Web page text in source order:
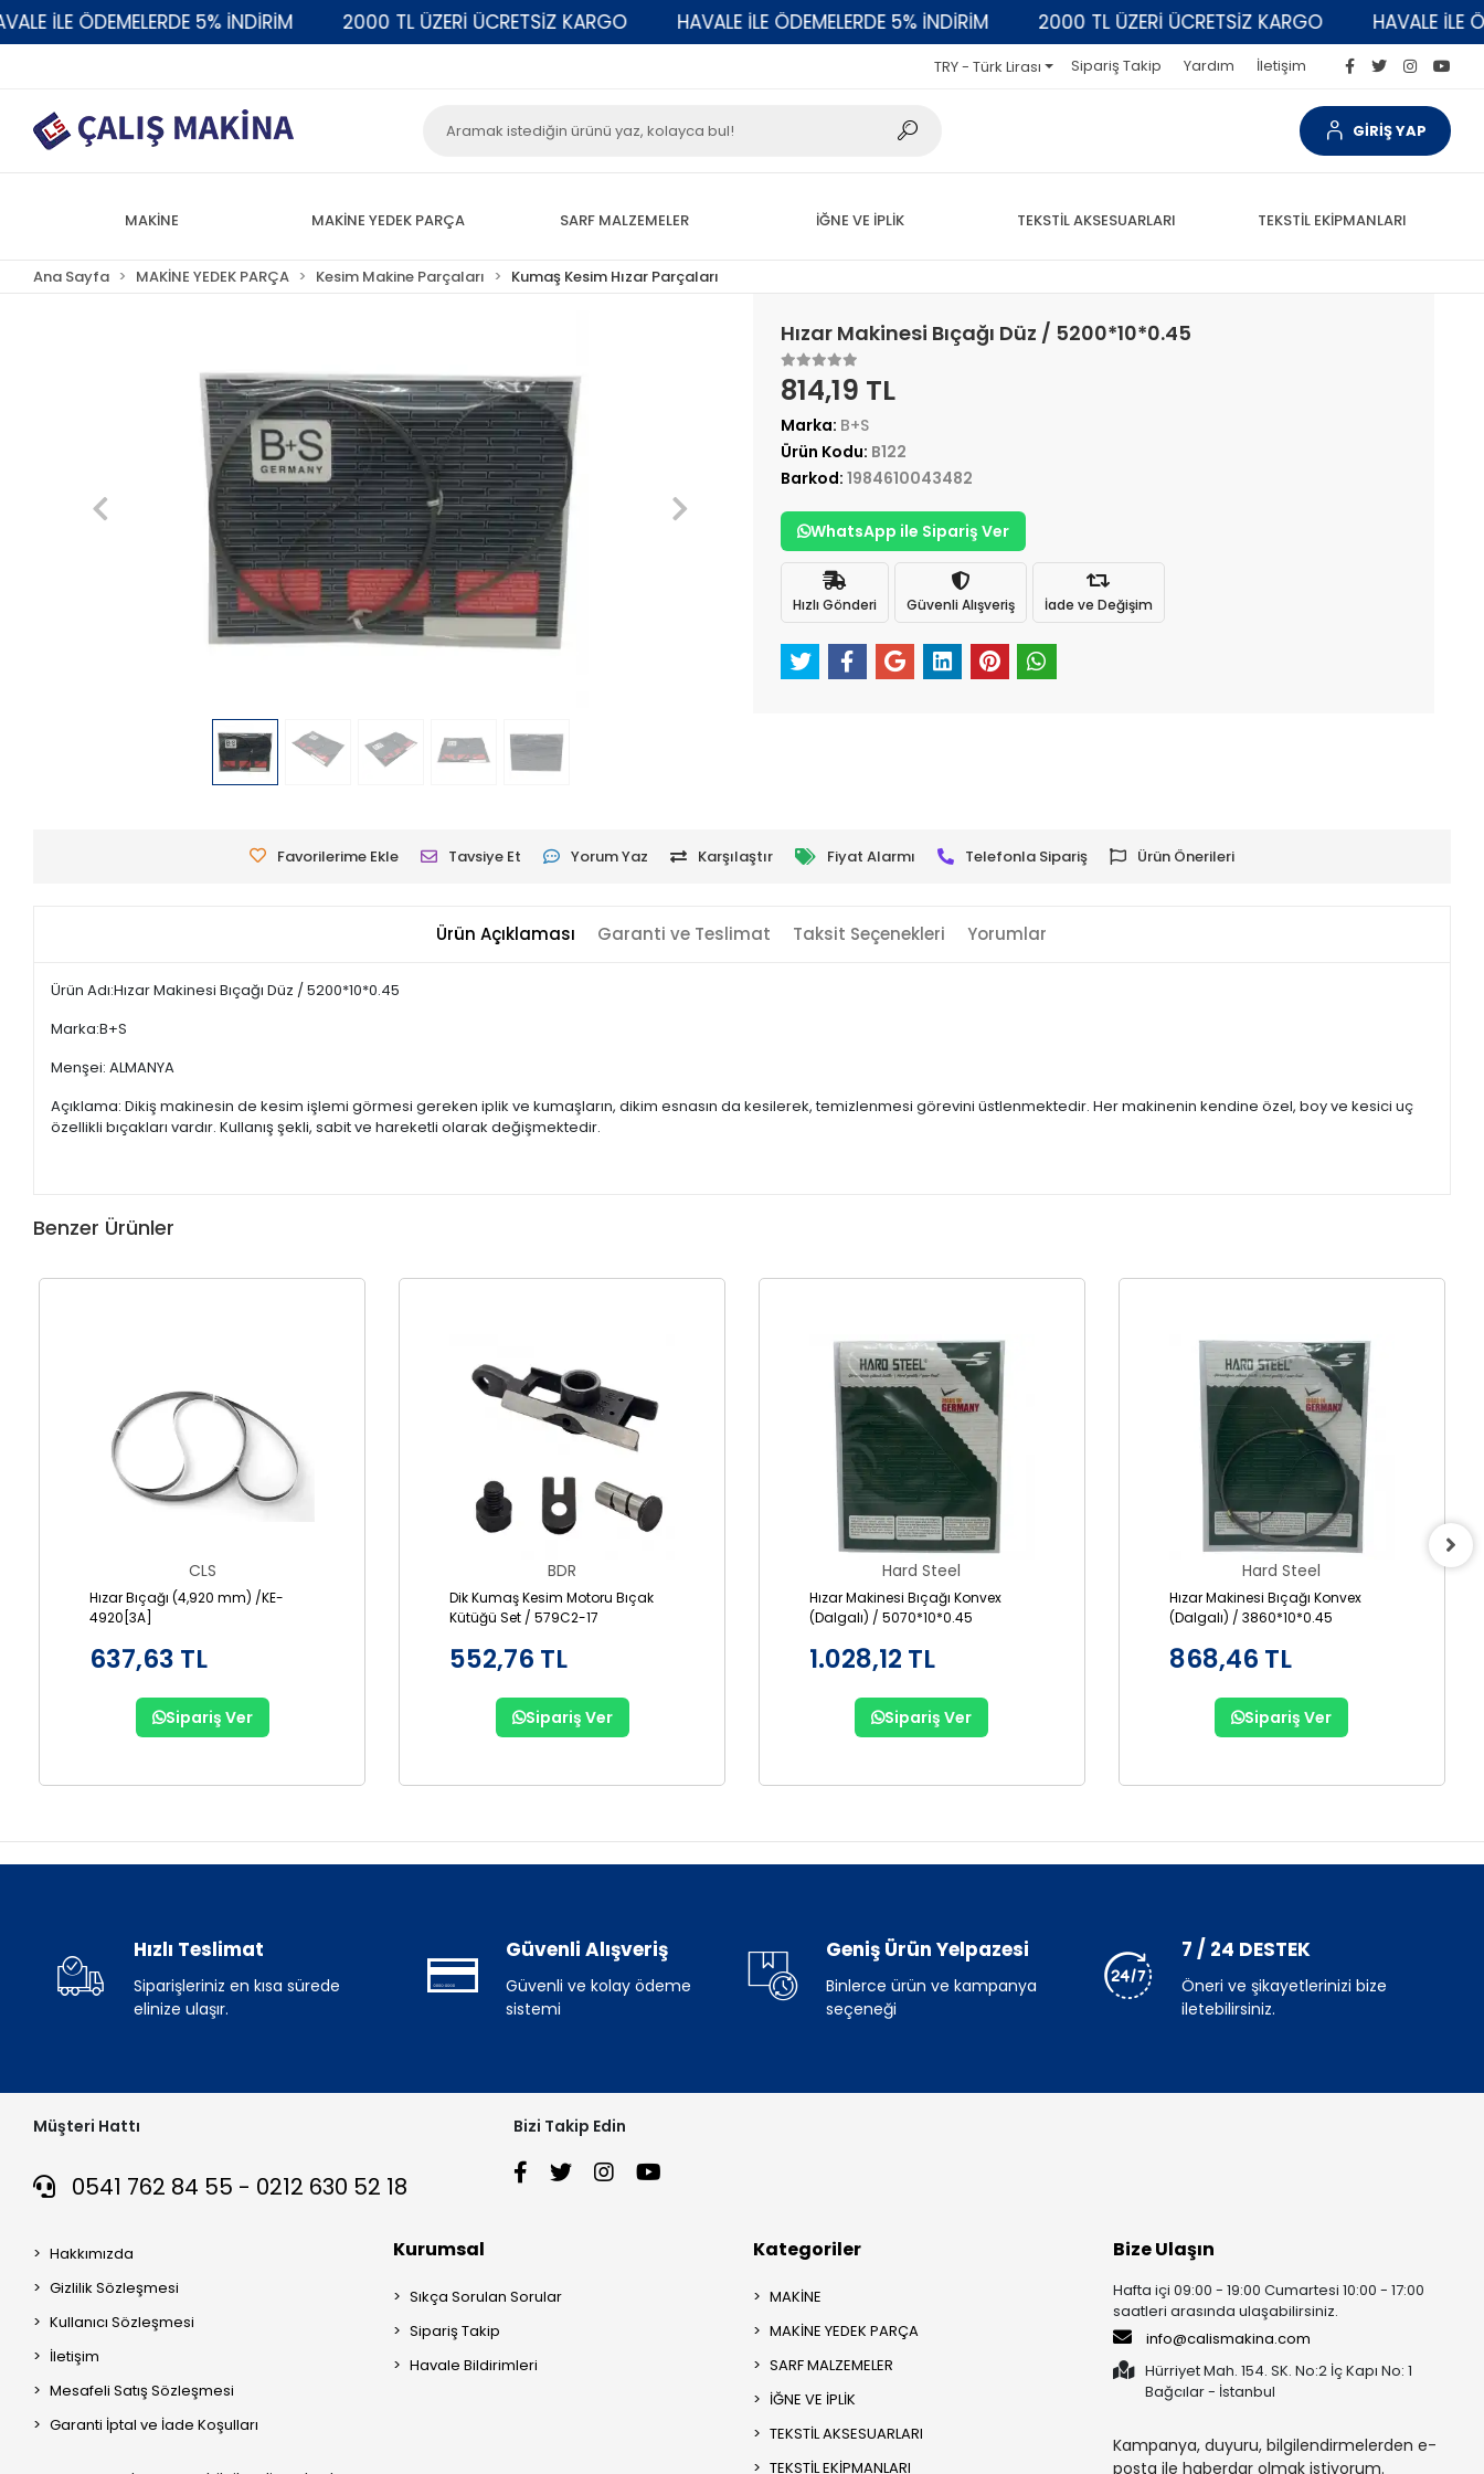
ÖDEMELERDE 5% İNDİRİM 2000 TL ÜZERİ ÜCRETSİZ KARGO HAVALE İLE ÖDEMELERDE 5% İNDİRİM 2000 TL ÜZERİ ÜCRETSİZ KARGO HAVALE İLE
TRY - Türk Lirası Sipariş Takip Yardım İletişim
GİRİŞ YAP
MAKİNE MAKİNE YEDEK PARÇA SARF MALZEMELER İĞNE VE İPLİK TEKSTİL AKSESUARLARI TEKSTİL EKİPMANLARI
Ana Sayfa MAKİNE YEDEK PARÇA Kesim Makine Parçaları Kumaş Kesim Hızar Parçaları
Hızar Makinesi Bıçağı Düz / 5200*10*0.45
814,19 TL
Marka: B+S
Ürün Kodu: B122
Barkod: 1984610043482
WhatsApp ile Sipariş Ver
Hızlı Gönderi Güvenli Alışveriş İade ve Değişim
Favorilerime Ekle Tavsiye Et Yorum Yaz Karşılaştır Fiyat Alarmı Telefonla Sipariş Ürün Önerileri
Ürün Açıklaması Garanti ve Teslimat Taksit Seçenekleri Yorumlar
Ürün Adı:Hızar Makinesi Bıçağı Düz / 5200*10*0.45
Marka:B+S
Menşei: ALMANYA
Açıklama: Dikiş makinesin de kesim işlemi görmesi gereken iplik ve kumaşların, dikim esnasın da kesilerek, temizlenmesi görevini üstlenmektedir. Her makinenin kendine özel, boy ve kesici uç
özellikli bıçakları vardır. Kullanış şekli, sabit ve hareketli olarak değişmektedir.
Benzer Ürünler
CLS
Hızar Bıçağı (4,920 mm) /KE-
4920[3A]
637,63 TL
Sipariş Ver
BDR
Dik Kumaş Kesim Motoru Bıçak
Kütüğü Set / 579C2-17
552,76 TL
Sipariş Ver
Hard Steel
Hızar Makinesi Bıçağı Konvex
(Dalgalı) / 5070*10*0.45
1.028,12 TL
Sipariş Ver
Hard Steel
Hızar Makinesi Bıçağı Konvex
(Dalgalı) / 3860*10*0.45
868,46 TL
Sipariş Ver
Hızlı Teslimat
Siparişleriniz en kısa sürede
elinize ulaşır.
Güvenli Alışveriş
Güvenli ve kolay ödeme
sistemi
Geniş Ürün Yelpazesi
Binlerce ürün ve kampanya
seçeneği
7 / 24 DESTEK
Öneri ve şikayetlerinizi bize
iletebilirsiniz.
Müşteri Hattı
0541 762 84 55 - 0212 630 52 18
Bizi Takip Edin
Hakkımızda
Gizlilik Sözleşmesi
Kullanıcı Sözleşmesi
İletişim
Mesafeli Satış Sözleşmesi
Garanti İptal ve İade Koşulları
Kurumsal
Sıkça Sorulan Sorular
Sipariş Takip
Havale Bildirimleri
Kategoriler
MAKİNE
MAKİNE YEDEK PARÇA
SARF MALZEMELER
İĞNE VE İPLİK
TEKSTİL AKSESUARLARI
TEKSTİL EKİPMANLARI
Bize Ulaşın
Hafta içi 09:00 - 19:00 Cumartesi 10:00 - 17:00
saatleri arasında ulaşabilirsiniz.
info@calismakina.com
Hürriyet Mah. 154. SK. No:2 İç Kapı No: 1
Bağcılar - İstanbul
Kampanya, duyuru, bilgilendirmelerden e-
posta ile haberdar olmak istiyorum.